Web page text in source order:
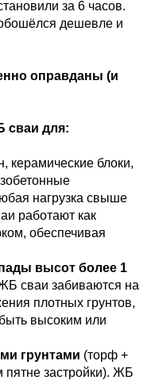
за 6 часов.
дешевле и
оправданы (и
сваи для:
керамические блоки,
нагрузка свыше
работают как
обеспечивая
высот более 1
сваи забиваются на
плотных грунтов,
высоким или
грунтами (торф +
пятне застройки). ЖБ